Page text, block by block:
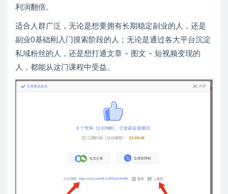
利润翻倍。
适合人群广泛，无论是想要拥有长期稳定副业的人，还是
副业0基础刚入门摸索阶段的人；无论是通过各大平台沉淀
私域粉丝的人，还是想打通文章 – 图文 – 短视频变现的
人，都能从这门课程中受益。